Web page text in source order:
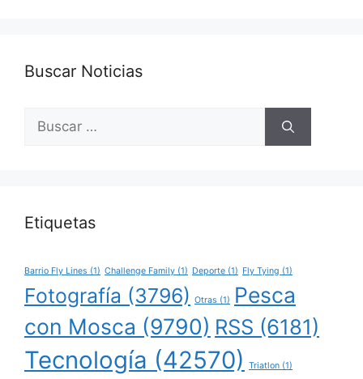
Buscar Noticias
Buscar:
Etiquetas
Barrio Fly Lines (1) Challenge Family (1) Deporte (1) Fly Tying (1)
Fotografía (3796) Otras (1)
Pesca
con Mosca (9790) RSS (6181)
Tecnología (42570) Triatlon (1)